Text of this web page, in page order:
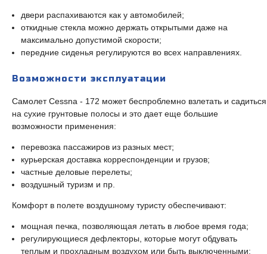
двери распахиваются как у автомобилей;
откидные стекла можно держать открытыми даже на
максимально допустимой скорости;
передние сиденья регулируются во всех направлениях.
Возможности эксплуатации
Самолет Cessna - 172 может беспроблемно взлетать и садиться
на сухие грунтовые полосы и это дает еще большие
возможности применения:
перевозка пассажиров из разных мест;
курьерская доставка корреспонденции и грузов;
частные деловые перелеты;
воздушный туризм и пр.
Комфорт в полете воздушному туристу обеспечивают:
мощная печка, позволяющая летать в любое время года;
регулирующиеся дефлекторы, которые могут обдувать
теплым и прохладным воздухом или быть выключенными;